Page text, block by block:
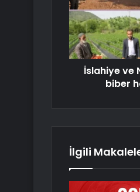
İslahiye ve
biber
İlgili